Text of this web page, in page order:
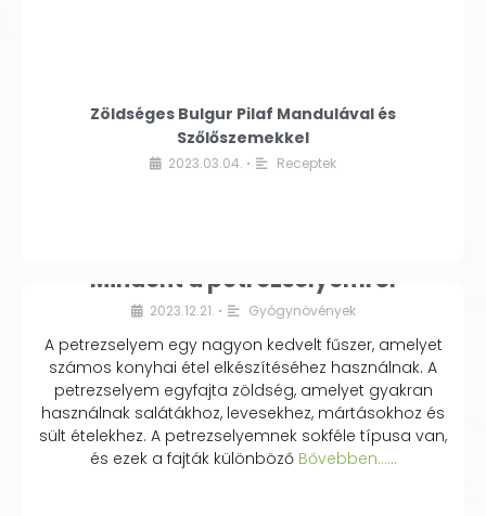
Zöldséges Bulgur Pilaf Mandulával és
Szőlőszemekkel
2023.03.04. • Receptek
Mindent a petrezselyemről
2023.12.21. • Gyógynövények
A petrezselyem egy nagyon kedvelt fűszer, amelyet
számos konyhai étel elkészítéséhez használnak. A
petrezselyem egyfajta zöldség, amelyet gyakran
használnak salátákhoz, levesekhez, mártásokhoz és
sült ételekhez. A petrezselyemnek sokféle típusa van,
és ezek a fajták különbözőBővebben...…